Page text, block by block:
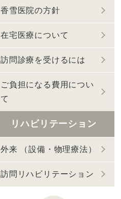
香雪医院の方針
在宅医療について
訪問診療を受けるには
ご負担になる費用につい
て
リハビリテーション
外来 （設備・物理療法）
訪問リハビリテーション